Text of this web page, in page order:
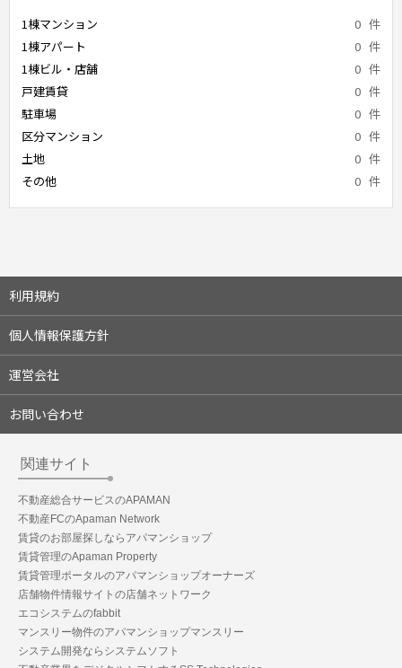
1棟マンション
0 件
1棟アパート
0 件
1棟ビル・店舗
0 件
戸建賃貸
0 件
駐車場
0 件
区分マンション
0 件
土地
0 件
その他
0 件
利用規約
個人情報保護方針
運営会社
お問い合わせ
関連サイト
不動産総合サービスのAPAMAN
不動産FCのApaman Network
賃貸のお部屋探しならアパマンショップ
賃貸管理のApaman Property
賃貸管理ポータルのアパマンショップオーナーズ
店舗物件情報サイトの店舗ネットワーク
エコシステムのfabbit
マンスリー物件のアパマンショップマンスリー
システム開発ならシステムソフト